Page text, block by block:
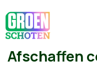
Afschaffen